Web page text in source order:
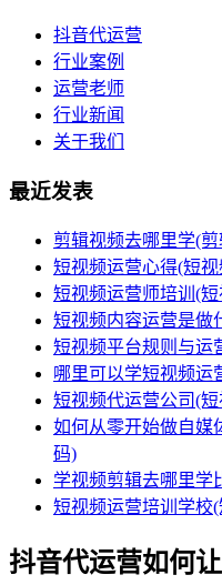
抖音代运营
行业案例
运营老师
行业新闻
关于我们
最近发表
剪辑视频去哪里学(
短视频运营心得(短
短视频运营师培训(
短视频内容运营是做
短视频平台规则与运
哪里可以学短视频运
短视频代运营公司(
如何从零开始做自媒
码)
学视频剪辑去哪里学
短视频运营培训学校
抖音代运营如何